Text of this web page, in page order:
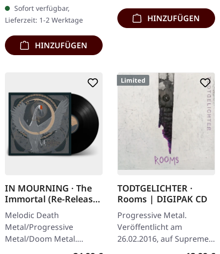
Rückseite: Tourdaten.
100% Baumwolle
Sofort verfügbar,
Lieferzeit: 1-2 Werktage
HINZUFÜGEN
HINZUFÜGEN
IN MOURNING · The
Immortal (Re-Release)
| BLACK LP
Melodic Death
Metal/Progressive
Metal/Doom Metal.
Limited
TODTGELICHTER ·
Rooms | DIGIPAK CD
Progressive Metal.
Veröffentlicht am
26.02.2016, auf Supreme
Chaos Records. Limitierte